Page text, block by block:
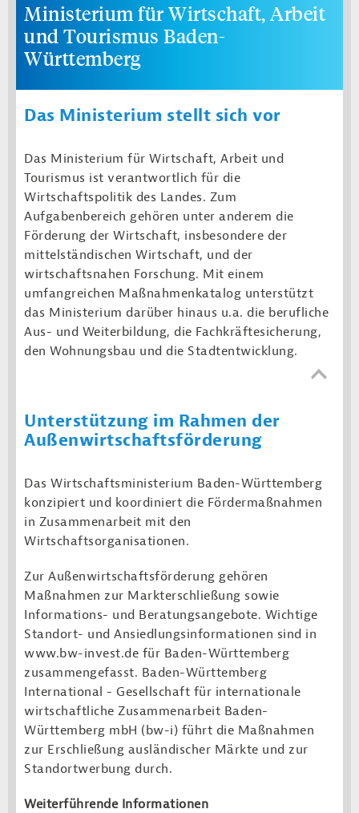
Ministerium für Wirtschaft, Arbeit
und Tourismus Baden-
Württemberg
Das Ministerium stellt sich vor
Das Ministerium für Wirtschaft, Arbeit und
Tourismus ist verantwortlich für die
Wirtschaftspolitik des Landes. Zum
Aufgabenbereich gehören unter anderem die
Förderung der Wirtschaft, insbesondere der
mittelständischen Wirtschaft, und der
wirtschaftsnahen Forschung. Mit einem
umfangreichen Maßnahmenkatalog unterstützt
das Ministerium darüber hinaus u.a. die berufliche
Aus- und Weiterbildung, die Fachkräftesicherung,
den Wohnungsbau und die Stadtentwicklung.
Unterstützung im Rahmen der
Außenwirtschaftsförderung
Das Wirtschaftsministerium Baden-Württemberg
konzipiert und koordiniert die Fördermaßnahmen
in Zusammenarbeit mit den
Wirtschaftsorganisationen.
Zur Außenwirtschaftsförderung gehören
Maßnahmen zur Markterschließung sowie
Informations- und Beratungsangebote. Wichtige
Standort- und Ansiedlungsinformationen sind in
www.bw-invest.de für Baden-Württemberg
zusammengefasst. Baden-Württemberg
International - Gesellschaft für internationale
wirtschaftliche Zusammenarbeit Baden-
Württemberg mbH (bw-i) führt die Maßnahmen
zur Erschließung ausländischer Märkte und zur
Standortwerbung durch.
Weiterführende Informationen